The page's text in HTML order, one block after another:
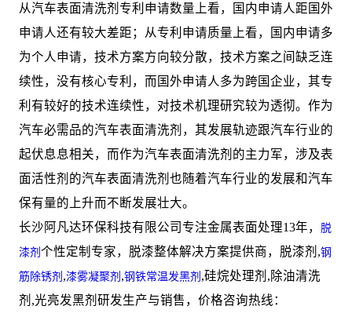
从汽车表面清洗剂专利申请数量上看，国内申请人距国外
申请人还有较大差距；从专利申请质量上看，国内申请多
为个人申请，技术方案方向较分散，技术方案之间缺乏连
续性，没有核心专利，而国外申请人多为跨国企业，其专
利有较好的技术连续性，对技术机理研究较为透彻。作为
汽车必需品的汽车表面清洗剂，其发展轨迹跟汽车行业的
起伏息息相关，而作为汽车表面清洗剂的主力军，涉及表
面活性剂的汽车表面清洗剂也随着汽车行业的发展和汽车
保有量的上升而不断发展壮大。
长沙阿凡达环保科技有限公司专注金属表面处理13年，
脱
漆剂 个性定制专家，脱漆整体解决方案提供商，脱漆剂,钢
筋除锈剂 ,漆雾凝聚剂 ,钢铁常温发黑剂 ,硅烷处理剂,除油清洗
剂,光亮发黑剂研发生产与销售，价格咨询热线：